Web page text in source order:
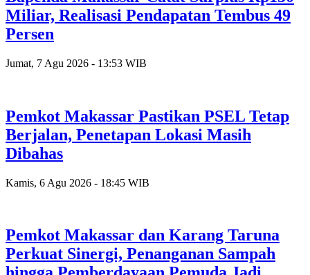
Miliar, Realisasi Pendapatan Tembus 49
Persen
Jumat, 7 Agu 2026 - 13:53 WIB
Pemkot Makassar Pastikan PSEL Tetap
Berjalan, Penetapan Lokasi Masih
Dibahas
Kamis, 6 Agu 2026 - 18:45 WIB
Pemkot Makassar dan Karang Taruna
Perkuat Sinergi, Penanganan Sampah